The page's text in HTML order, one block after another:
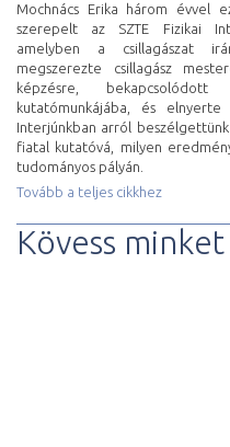
Mochnács Erika három évvel
szerepelt az SZTE Fizikai
amelyben a csillagászat
megszerezte csillagász
képzésre,
kutatómunkájába, és
Interjúnkban arról
fiatal kutatóvá, milyen
tudományos pályán.
Tovább a teljes cikkhez
Kövess minket